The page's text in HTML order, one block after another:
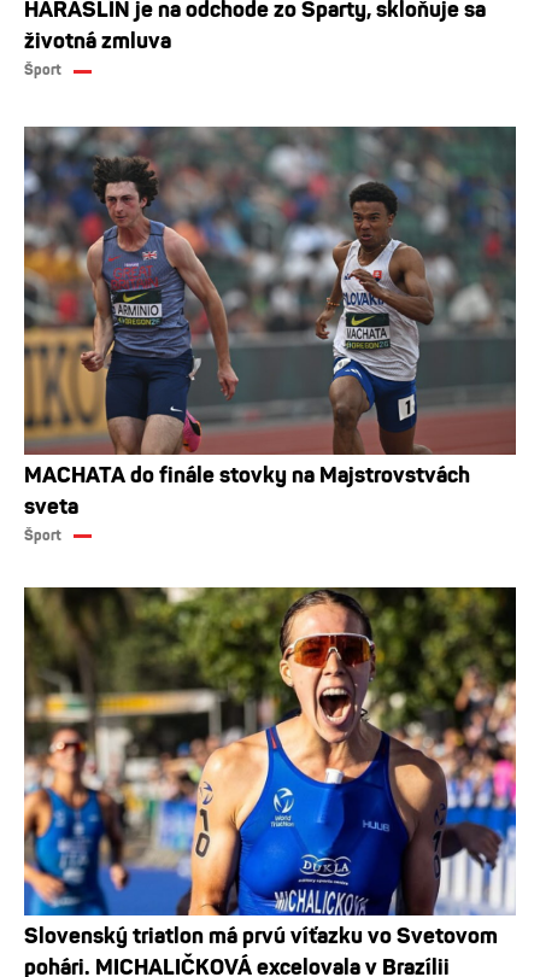
HARASLÍN je na odchode zo Sparty, skloňuje sa
životná zmluva
Šport
MACHATA do finále stovky na Majstrovstvách
sveta
Šport
Slovenský triatlon má prvú víťazku vo Svetovom
pohári. MICHALIČKOVÁ excelovala v Brazílii